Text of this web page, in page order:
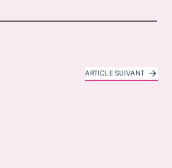
ARTICLE SUIVANT